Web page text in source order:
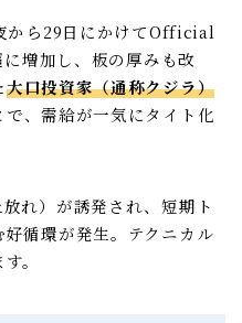
から29日にかけてOfficial
増加し、板の厚みも改
大口投資家（通称クジラ）
で、需給が一気にタイト化
れ）が誘発され、短期ト
循環が発生。テクニカル
。